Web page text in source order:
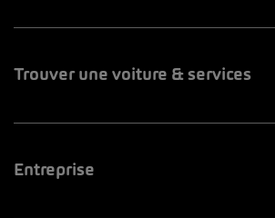
Trouver une voiture & services
Entreprise